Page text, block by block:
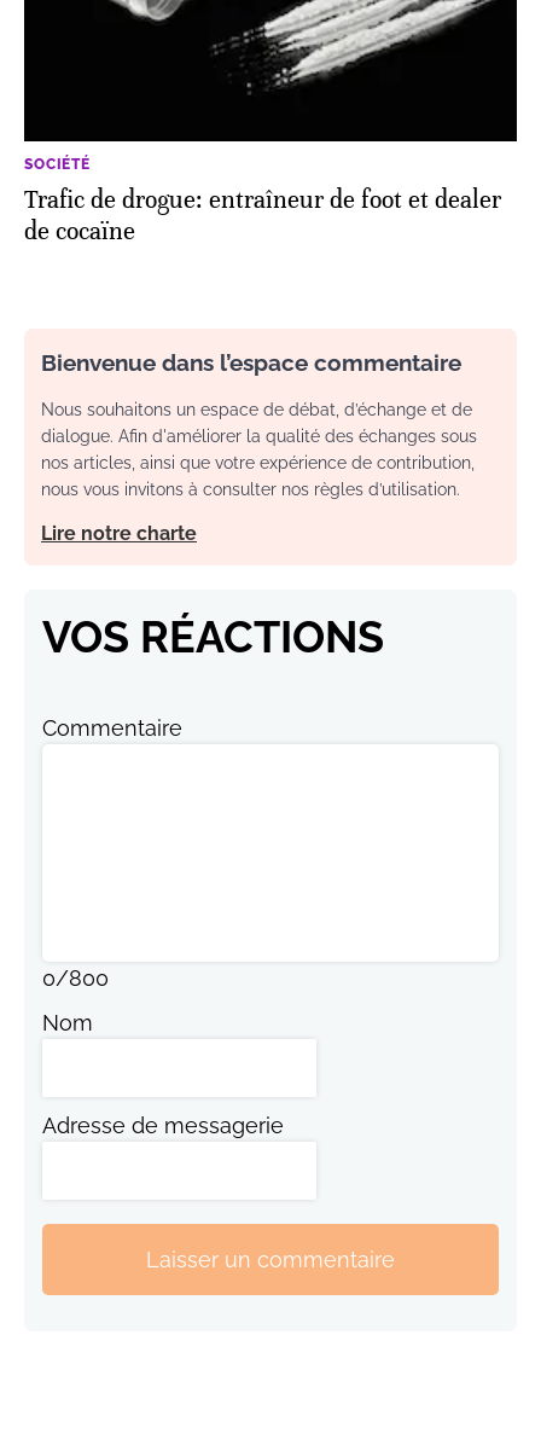
SOCIÉTÉ
Trafic de drogue: entraîneur de foot et dealer
de cocaïne
Bienvenue dans l’espace commentaire
Nous souhaitons un espace de débat, d’échange et de
dialogue. Afin d'améliorer la qualité des échanges sous
nos articles, ainsi que votre expérience de contribution,
nous vous invitons à consulter nos règles d’utilisation.
Lire notre charte
VOS RÉACTIONS
Commentaire
0/800
Nom
Adresse de messagerie
Laisser un commentaire